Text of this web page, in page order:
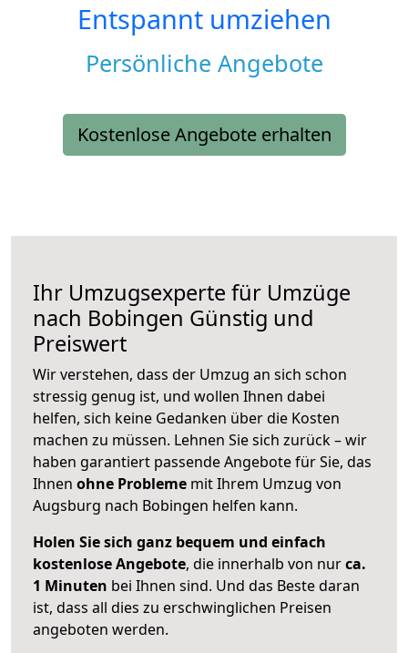
Entspannt umziehen
Persönliche Angebote
Kostenlose Angebote erhalten
Ihr Umzugsexperte für Umzüge
nach Bobingen Günstig und
Preiswert
Wir verstehen, dass der Umzug an sich schon
stressig genug ist, und wollen Ihnen dabei
helfen, sich keine Gedanken über die Kosten
machen zu müssen. Lehnen Sie sich zurück – wir
haben garantiert passende Angebote für Sie, das
Ihnen ohne Probleme mit Ihrem Umzug von
Augsburg nach Bobingen helfen kann.
Holen Sie sich ganz bequem und einfach
kostenlose Angebote, die innerhalb von nurca.
1 Minuten bei Ihnen sind. Und das Beste daran
ist, dass all dies zu erschwinglichen Preisen
angeboten werden.